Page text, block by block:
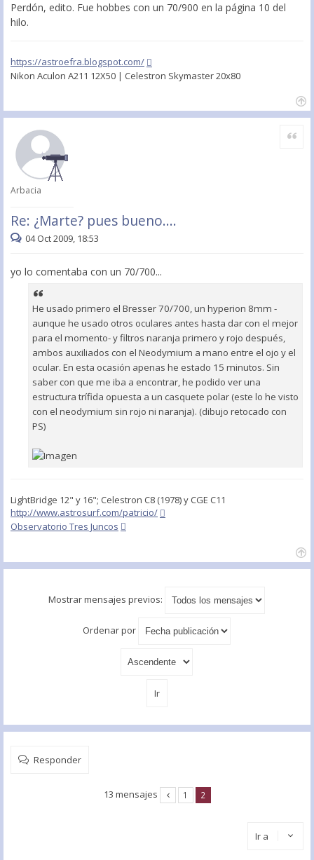
Perdón, edito. Fue hobbes con un 70/900 en la página 10 del
hilo.
https://astroefra.blogspot.com/
Nikon Aculon A211 12X50 | Celestron Skymaster 20x80
Arbacia
Re: ¿Marte? pues bueno....
Citar
04 Oct 2009, 18:53
yo lo comentaba con un 70/700...
He usado primero el Bresser 70/700, un hyperion 8mm -
aunque he usado otros oculares antes hasta dar con el mejor
para el momento- y filtros naranja primero y rojo después,
ambos auxiliados con el Neodymium a mano entre el ojo y el
ocular. En esta ocasión apenas he estado 15 minutos. Sin
saber con que me iba a encontrar, he podido ver una
estructura trífida opuesta a un casquete polar (este lo he visto
con el neodymium sin rojo ni naranja). (dibujo retocado con
PS)
LightBridge 12" y 16"; Celestron C8 (1978) y CGE C11
http://www.astrosurf.com/patricio/
Observatorio Tres Juncos
Mostrar mensajes previos:
Ordenar por
Responder
13 mensajes 1 2
Ir a